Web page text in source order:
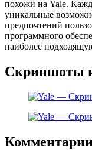
похожи на Yale.
уникальные
предпочтений
программного
наиболее
Скриншоты